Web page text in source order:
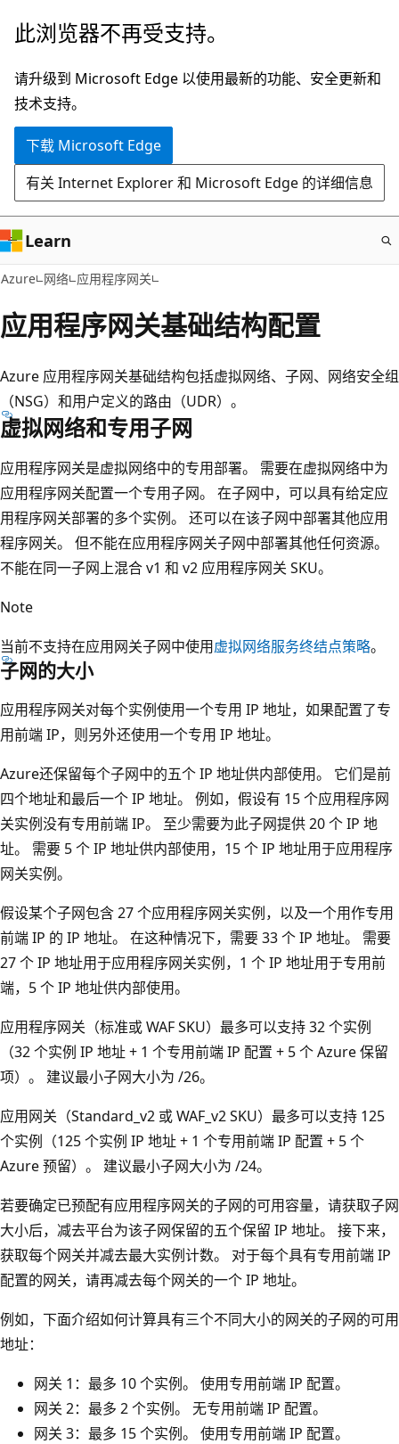
跳
主
要
内
此浏览器不再受支持。
请升级到 Microsoft Edge 以使用最新的功能、安全更新和
技术支持。
下载 Microsoft Edge
有关 Internet Explorer 和 Microsoft Edge 的详细信息
Learn
Azure 网络 应用程序网关
应用程序网关基础结构配置
Azure 应用程序网关基础结构包括虚拟网络、子网、网络安全组
（NSG）和用户定义的路由（UDR）。
虚拟网络和专用子网
应用程序网关是虚拟网络中的专用部署。 需要在虚拟网络中为
应用程序网关配置一个专用子网。 在子网中，可以具有给定应
用程序网关部署的多个实例。 还可以在该子网中部署其他应用
程序网关。 但不能在应用程序网关子网中部署其他任何资源。
不能在同一子网上混合 v1 和 v2 应用程序网关 SKU。
Note
当前不支持在应用网关子网中使用虚拟网络服务终结点策略。
子网的大小
应用程序网关对每个实例使用一个专用 IP 地址，如果配置了专
用前端 IP，则另外还使用一个专用 IP 地址。
Azure还保留每个子网中的五个 IP 地址供内部使用。 它们是前
四个地址和最后一个 IP 地址。 例如，假设有 15 个应用程序网
关实例没有专用前端 IP。 至少需要为此子网提供 20 个 IP 地
址。 需要 5 个 IP 地址供内部使用，15 个 IP 地址用于应用程序
网关实例。
假设某个子网包含 27 个应用程序网关实例，以及一个用作专用
前端 IP 的 IP 地址。 在这种情况下，需要 33 个 IP 地址。 需要
27 个 IP 地址用于应用程序网关实例，1 个 IP 地址用于专用前
端，5 个 IP 地址供内部使用。
应用程序网关（标准或 WAF SKU）最多可以支持 32 个实例
（32 个实例 IP 地址 + 1 个专用前端 IP 配置 + 5 个 Azure 保留
项）。 建议最小子网大小为 /26。
应用网关（Standard_v2 或 WAF_v2 SKU）最多可以支持 125
个实例（125 个实例 IP 地址 + 1 个专用前端 IP 配置 + 5 个
Azure 预留）。 建议最小子网大小为 /24。
若要确定已预配有应用程序网关的子网的可用容量，请获取子网
大小后，减去平台为该子网保留的五个保留 IP 地址。 接下来，
获取每个网关并减去最大实例计数。 对于每个具有专用前端 IP
配置的网关，请再减去每个网关的一个 IP 地址。
例如，下面介绍如何计算具有三个不同大小的网关的子网的可用
地址：
网关 1：最多 10 个实例。 使用专用前端 IP 配置。
网关 2：最多 2 个实例。 无专用前端 IP 配置。
网关 3：最多 15 个实例。 使用专用前端 IP 配置。